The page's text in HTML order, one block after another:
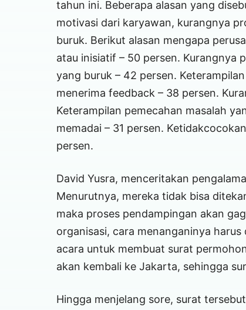
tahun ini. Beberapa alasan yang
motivasi dari karyawan, kurangnya
buruk. Berikut alasan mengapa
atau inisiatif – 50 persen. Kurangnya
yang buruk – 42 persen.
menerima feedback – 38 persen.
Keterampilan pemecahan masalah
memadai – 31 persen.
persen.
David Yusra, menceritakan
Menurutnya, mereka tidak bisa
maka proses pendampingan akan
organisasi, cara menanganinya
acara untuk membuat surat
akan kembali ke Jakarta, sehingga
Hingga menjelang sore, surat